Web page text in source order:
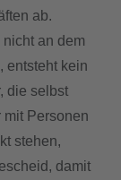
ab.
an dem
entsteht kein
die selbst
Personen
stehen,
damit